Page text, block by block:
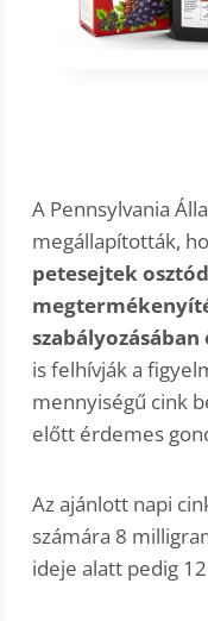
A Pennsylvania
megállapították,
petesejtek
is felhívják a
mennyiségű cink
előtt érdemes
Az ajánlott napi
számára 8
ideje alatt pedig